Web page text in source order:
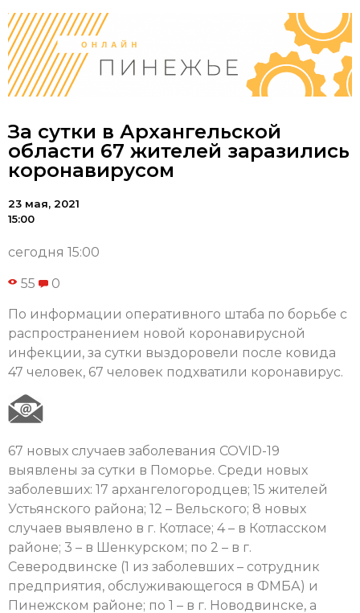
За сутки в Архангельской
области 67 жителей заразились
коронавирусом
23 мая, 2021
15:00
сегодня 15:00
55 0
По информации оперативного штаба по борьбе с
распространением новой коронавирусной
инфекции, за сутки выздоровели после ковида
47 человек, 67 человек подхватили коронавирус.
67 новых случаев заболевания COVID-19
выявлены за сутки в Поморье. Среди новых
заболевших: 17 архангелогородцев; 15 жителей
Устьянского района; 12 – Вельского; 8 новых
случаев выявлено в г. Котласе; 4 – в Котласском
районе; 3 – в Шенкурском; по 2 – в г.
Северодвинске (1 из заболевших – сотрудник
предприятия, обслуживающегося в ФМБА) и
Пинежском районе; по 1 – в г. Новодвинске, а